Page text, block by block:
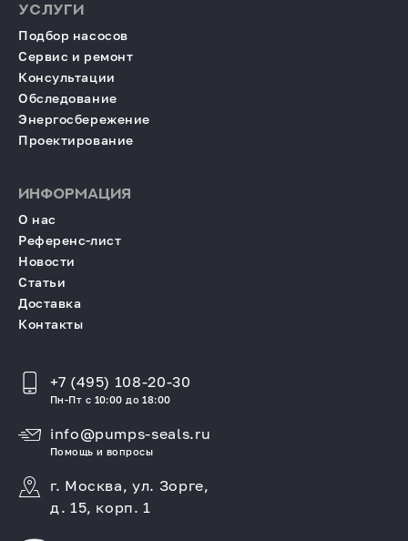
УСЛУГИ
Подбор насосов
Сервис и ремонт
Консультации
Обследование
Энергосбережение
Проектирование
ИНФОРМАЦИЯ
О нас
Референс-лист
Новости
Статьи
Доставка
Контакты
+7 (495) 108-20-30
Пн-Пт с 10:00 до 18:00
info@pumps-seals.ru
Помощь и вопросы
г. Москва, ул. Зорге,
д. 15, корп. 1